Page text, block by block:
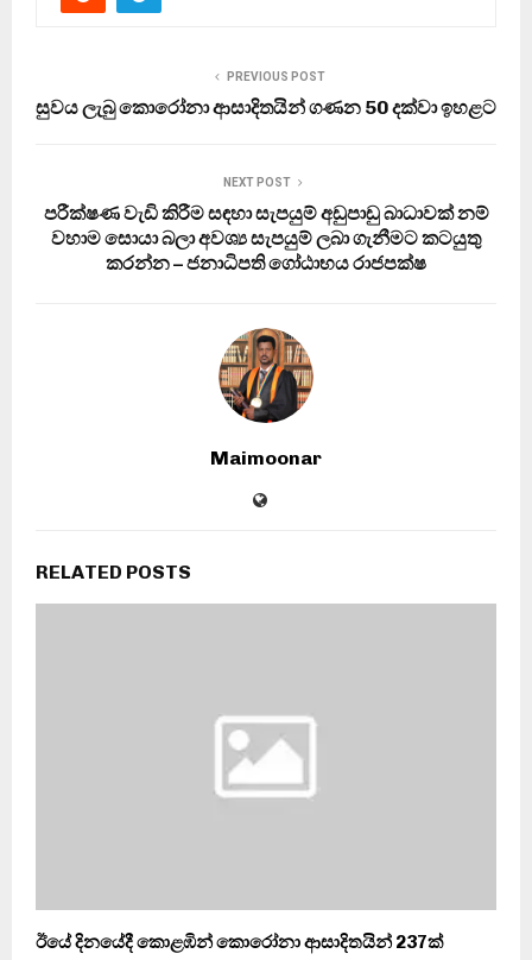
PREVIOUS POST
සුවය ලැබු කොරෝනා ආසාදිතයින් ගණන 50 දක්වා ඉහළට
NEXT POST
පරීක්ෂණ වැඩි කිරීම සඳහා සැපයුම් අඩුපාඩු බාධාවක් නම්
වහාම සොයා බලා අවශ්‍ය සැපයුම් ලබා ගැනීමට කටයුතු
කරන්න – ජනාධිපති ගෝඨාභය රාජපක්ෂ
Maimoonar
RELATED POSTS
ඊයේ දිනයේදී කොළඹින් කොරෝනා ආසාදිතයින් 237ක්